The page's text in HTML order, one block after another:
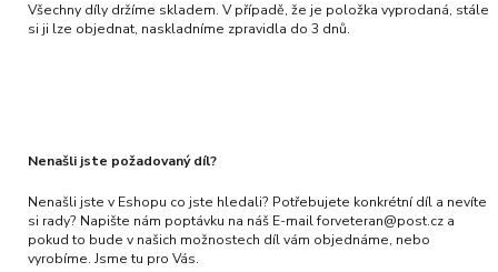
Všechny díly držíme skladem. V případě, že je položka vyprodaná, stále
si ji lze objednat, naskladníme zpravidla do 3 dnů.
Nenašli jste požadovaný díl?
Nenašli jste v Eshopu co jste hledali? Potřebujete konkrétní díl a nevíte
si rady? Napište nám poptávku na náš E-mail forveteran@post.cz a
pokud to bude v našich možnostech díl vám objednáme, nebo
vyrobíme. Jsme tu pro Vás.